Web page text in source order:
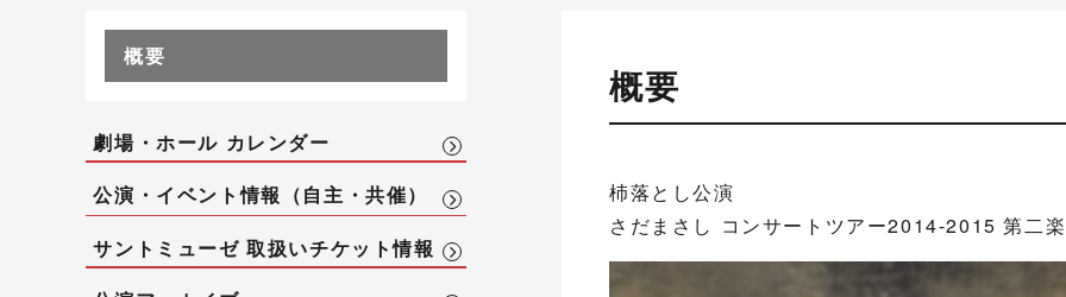
概要
劇場・ホール カレンダー
公演・イベント情報（自主・共催）
サントミューゼ 取扱いチケット情報
概要
杮落とし公演
さだまさし コンサートツアー2014-2015 第二